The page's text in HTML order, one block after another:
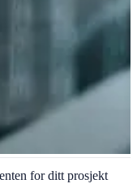
for ditt prosjekt